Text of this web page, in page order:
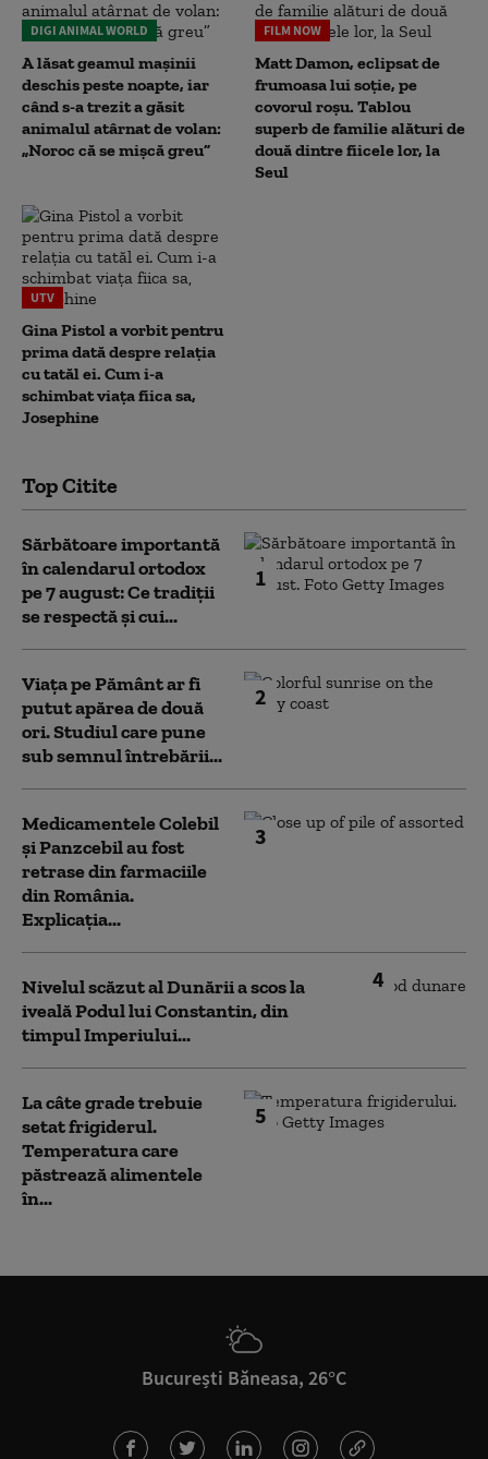
DIGI ANIMAL WORLD
A lăsat geamul mașinii
deschis peste noapte, iar
când s-a trezit a găsit
animalul atârnat de volan:
„Noroc că se mișcă greu”
FILM NOW
Matt Damon, eclipsat de
frumoasa lui soție, pe
covorul roșu. Tablou
superb de familie alături de
două dintre fiicele lor, la
Seul
UTV
Gina Pistol a vorbit pentru
prima dată despre relația
cu tatăl ei. Cum i-a
schimbat viața fiica sa,
Josephine
Top Citite
1
Sărbătoare importantă
în calendarul ortodox
pe 7 august: Ce tradiții
se respectă și cui...
2
Viața pe Pământ ar fi
putut apărea de două
ori. Studiul care pune
sub semnul întrebării...
3
Medicamentele Colebil
și Panzcebil au fost
retrase din farmaciile
din România.
Explicația...
4
Nivelul scăzut al Dunării a scos la
iveală Podul lui Constantin, din
timpul Imperiului...
5
La câte grade trebuie
setat frigiderul.
Temperatura care
păstrează alimentele
în...
București Băneasa, 26°C